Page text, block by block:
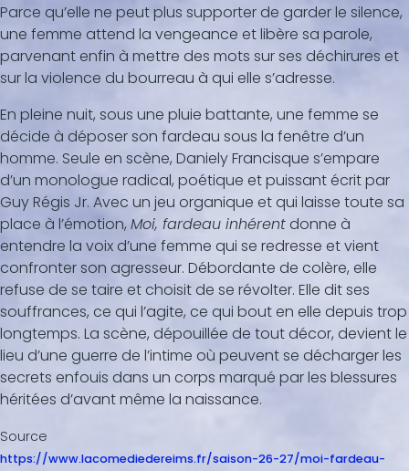
Parce qu’elle ne peut plus supporter de garder le silence,
une femme attend la vengeance et libère sa parole,
parvenant enfin à mettre des mots sur ses déchirures et
sur la violence du bourreau à qui elle s’adresse.
En pleine nuit, sous une pluie battante, une femme se
décide à déposer son fardeau sous la fenêtre d’un
homme. Seule en scène, Daniely Francisque s’empare
d’un monologue radical, poétique et puissant écrit par
Guy Régis Jr. Avec un jeu organique et qui laisse toute sa
place à l’émotion, Moi, fardeau inhérent donne à
entendre la voix d’une femme qui se redresse et vient
confronter son agresseur. Débordante de colère, elle
refuse de se taire et choisit de se révolter. Elle dit ses
souffrances, ce qui l’agite, ce qui bout en elle depuis trop
longtemps. La scène, dépouillée de tout décor, devient le
lieu d’une guerre de l’intime où peuvent se décharger les
secrets enfouis dans un corps marqué par les blessures
héritées d’avant même la naissance.
Source
https://www.lacomediedereims.fr/saison-26-27/moi-fardeau-